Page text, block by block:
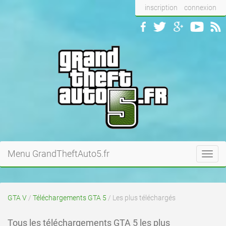
inscription connexion
Menu GrandTheftAuto5.fr
GTA V / Téléchargements GTA 5 / Les plus téléchargés
Tous les téléchargements GTA 5 les plus